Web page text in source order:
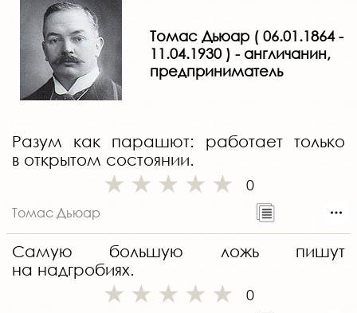
Томас Дьюар ( 06.01.1864 -
11.04.1930 ) - англичанин,
предприниматель
Разум как парашют: работает только
в открытом состоянии.
0
Томас Дьюар
Самую большую ложь пишут
на надгробиях.
0